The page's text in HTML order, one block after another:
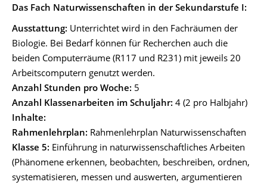
Das Fach Naturwissenschaften in der Sekundarstufe I:
Ausstattung: Unterrichtet wird in den Fachräumen der
Biologie. Bei Bedarf können für Recherchen auch die
beiden Computerräume (R117 und R231) mit jeweils 20
Arbeitscomputern genutzt werden.
Anzahl Stunden pro Woche: 5
Anzahl Klassenarbeiten im Schuljahr: 4 (2 pro Halbjahr)
Inhalte:
Rahmenlehrplan: Rahmenlehrplan Naturwissenschaften
Klasse 5: Einführung in naturwissenschaftliches Arbeiten
(Phänomene erkennen, beobachten, beschreiben, ordnen,
systematisieren, messen und auswerten, argumentieren